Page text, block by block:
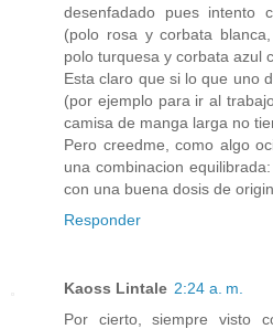
desenfadado pues intento
(polo rosa y corbata
polo turquesa y corbata azul
Esta claro que si lo que uno
(por ejemplo para ir al
camisa de manga larga no
Pero creedme, como algo
una combinacion
con una buena dosis de
Responder
Kaoss Lintale 2:24 a. m.
Por cierto, siempre visto